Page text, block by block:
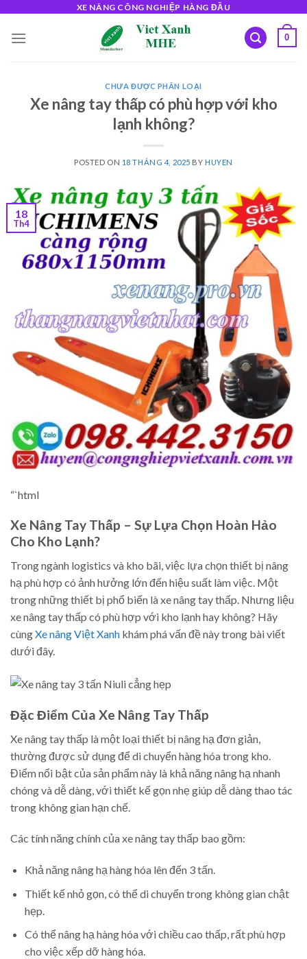
content
XE NÂNG CÔNG NGHIỆP HÀNG ĐẦU
0
CHƯA ĐƯỢC PHÂN LOẠI
Xe nâng tay thấp có phù hợp với kho
lạnh không?
POSTED ON 18 THÁNG 4, 2025 BY HUYEN
18
Th4
“`html
Xe Nâng Tay Thấp – Sự Lựa Chọn Hoàn Hảo
Cho Kho Lạnh?
Trong ngành logistics và kho bãi, việc lựa chọn thiết bị nâng
hạ phù hợp có ảnh hưởng lớn đến hiệu suất làm việc. Một
trong những thiết bị phổ biến là xe nâng tay thấp. Nhưng liệu
xe nâng tay thấp có phù hợp với kho lạnh hay không? Hãy
cùngXe nâng Việt Xanh khám phá vấn đề này trong bài viết
dưới đây.
Đặc Điểm Của Xe Nâng Tay Thấp
Xe nâng tay thấp là một loại thiết bị nâng hạ đơn giản,
thường được sử dụng để di chuyển hàng hóa trong kho.
Điểm nổi bật của sản phẩm này là khả năng nâng hạ nhanh
chóng và dễ dàng, với thiết kế gọn nhẹ giúp dễ dàng thao tác
trong không gian hạn chế.
Các tính năng chính của xe nâng tay thấp bao gồm:
Khả năng nâng hạ hàng hóa lên đến 3 tấn.
Thiết kế nhỏ gọn, có thể di chuyển trong không gian chật
hẹp.
Có thể nâng hạ hàng hóa với chiều cao thấp, rất phù hợp
cho việc xếp dỡ hàng hóa.